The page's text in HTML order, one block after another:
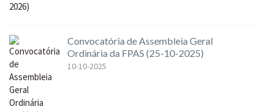
Convocatória de Assembleia Geral
Ordinária da FPAS (25-10-2025)
10-10-2025